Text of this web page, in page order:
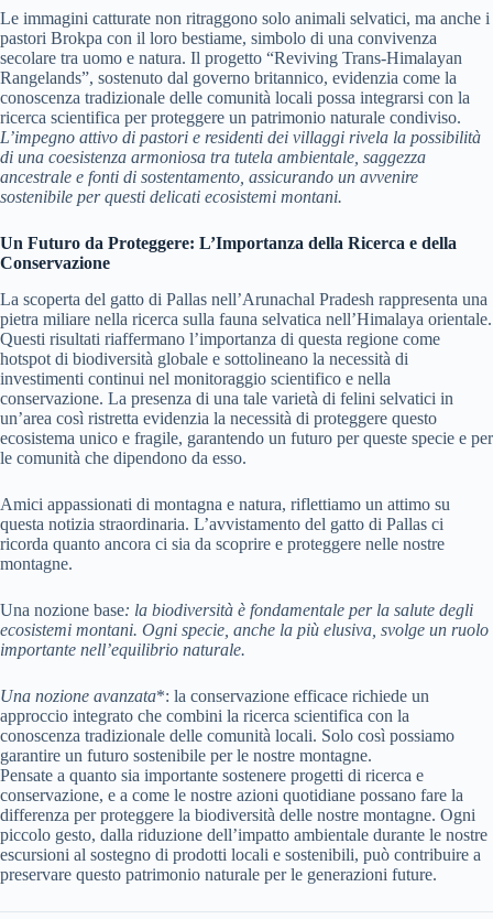
Le immagini catturate non ritraggono solo animali selvatici, ma anche i
pastori Brokpa con il loro bestiame, simbolo di una convivenza
secolare tra uomo e natura. Il progetto “Reviving Trans-Himalayan
Rangelands”, sostenuto dal governo britannico, evidenzia come la
conoscenza tradizionale delle comunità locali possa integrarsi con la
ricerca scientifica per proteggere un patrimonio naturale condiviso.
L’impegno attivo di pastori e residenti dei villaggi rivela la possibilità
di una coesistenza armoniosa tra tutela ambientale, saggezza
ancestrale e fonti di sostentamento, assicurando un avvenire
sostenibile per questi delicati ecosistemi montani.
Un Futuro da Proteggere: L’Importanza della Ricerca e della
Conservazione
La scoperta del gatto di Pallas nell’Arunachal Pradesh rappresenta una
pietra miliare nella ricerca sulla fauna selvatica nell’Himalaya orientale.
Questi risultati riaffermano l’importanza di questa regione come
hotspot di biodiversità globale e sottolineano la necessità di
investimenti continui nel monitoraggio scientifico e nella
conservazione. La presenza di una tale varietà di felini selvatici in
un’area così ristretta evidenzia la necessità di proteggere questo
ecosistema unico e fragile, garantendo un futuro per queste specie e per
le comunità che dipendono da esso.
Amici appassionati di montagna e natura, riflettiamo un attimo su
questa notizia straordinaria. L’avvistamento del gatto di Pallas ci
ricorda quanto ancora ci sia da scoprire e proteggere nelle nostre
montagne.
Una nozione base: la biodiversità è fondamentale per la salute degli
ecosistemi montani. Ogni specie, anche la più elusiva, svolge un ruolo
importante nell’equilibrio naturale.
Una nozione avanzata*: la conservazione efficace richiede un
approccio integrato che combini la ricerca scientifica con la
conoscenza tradizionale delle comunità locali. Solo così possiamo
garantire un futuro sostenibile per le nostre montagne.
Pensate a quanto sia importante sostenere progetti di ricerca e
conservazione, e a come le nostre azioni quotidiane possano fare la
differenza per proteggere la biodiversità delle nostre montagne. Ogni
piccolo gesto, dalla riduzione dell’impatto ambientale durante le nostre
escursioni al sostegno di prodotti locali e sostenibili, può contribuire a
preservare questo patrimonio naturale per le generazioni future.